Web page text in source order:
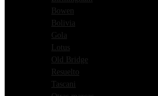
Bowen
Bolivia
Gola
Lotus
Old Bridge
Resuelto
Tascani